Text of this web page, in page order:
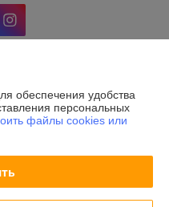
Дершлекас Виктор
обеспечения удобства
персональных
файлы cookies или